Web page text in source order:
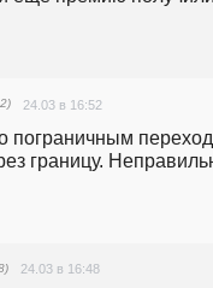
24.03 в 16:52
пограничным
границу.
24.03 в 16:48